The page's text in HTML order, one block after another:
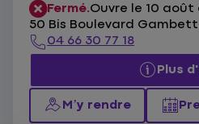
Fermé.Ouvre le 10 août
50 Bis Boulevard
04 66 30 77 18
Plus
M’y rendre